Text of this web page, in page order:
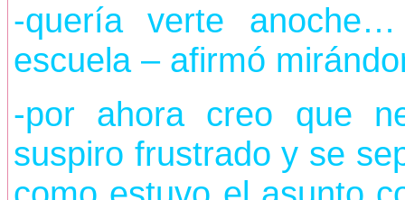
-quería verte
escuela – afirmó
-por ahora creo que
suspiro frustrado y se